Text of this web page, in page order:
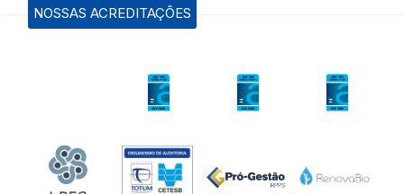
NOSSAS ACREDITAÇÕES